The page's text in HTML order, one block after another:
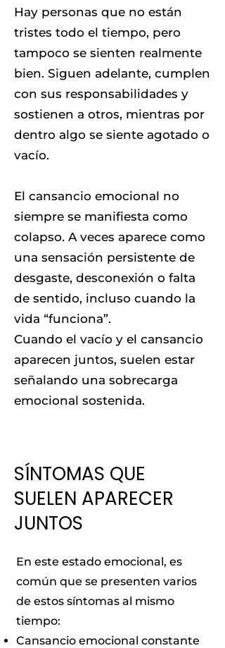
Hay personas que no están
tristes todo el tiempo, pero
tampoco se sienten realmente
bien. Siguen adelante, cumplen
con sus responsabilidades y
sostienen a otros, mientras por
dentro algo se siente agotado o
vacío.
El cansancio emocional no
siempre se manifiesta como
colapso. A veces aparece como
una sensación persistente de
desgaste, desconexión o falta
de sentido, incluso cuando la
vida “funciona”.
Cuando el vacío y el cansancio
aparecen juntos, suelen estar
señalando una sobrecarga
emocional sostenida.
SÍNTOMAS QUE
SUELEN APARECER
JUNTOS
En este estado emocional, es
común que se presenten varios
de estos síntomas al mismo
tiempo:
Cansancio emocional constante